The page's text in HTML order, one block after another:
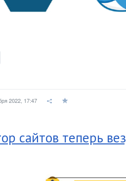
2022, 17:47
сайтов теперь